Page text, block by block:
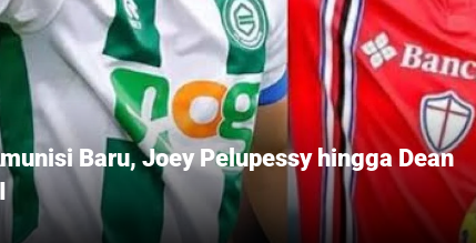
Baru, Joey Pelupessy hingga Dean